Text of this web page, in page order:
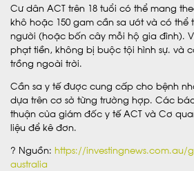
Cư dân ACT trên 18 tuổi có thể mang
khô hoặc 150 gam cần sa ướt và có
người (hoặc bốn cây mỗi hộ gia đình).
phạt tiền, không bị buộc tội hình sự. và
trồng ngoài trời.
Cần sa y tế được cung cấp cho bệnh
dựa trên cơ sở từng trường hợp. Các
thuận của giám đốc y tế ACT và Cơ
liệu để kê đơn.
? Nguồn: https://investingnews.com.au/
australia